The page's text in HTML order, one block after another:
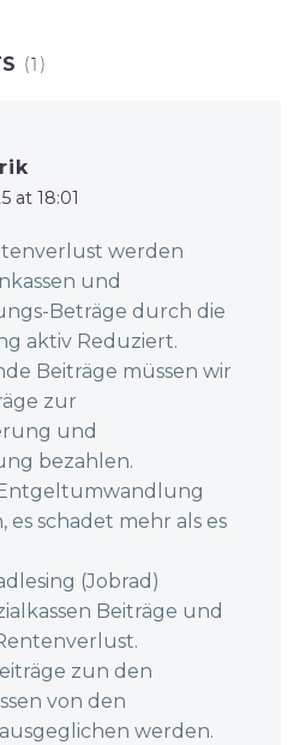
(1)
at 18:01
werden
und
Beträge durch die
aktiv Reduziert.
Beiträge müssen wir
zur
und
bezahlen.
Entgeltumwandlung
schadet mehr als es
(Jobrad)
Beiträge und
zun den
von den
werden.